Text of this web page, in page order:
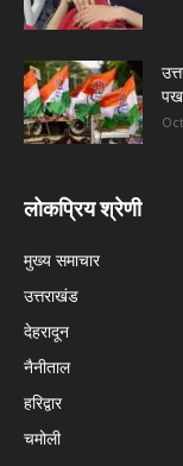
लोकप्रिय श्रेणी
मुख्य समाचार
उत्तराखंड
देहरादून
नैनीताल
हरिद्वार
चमोली